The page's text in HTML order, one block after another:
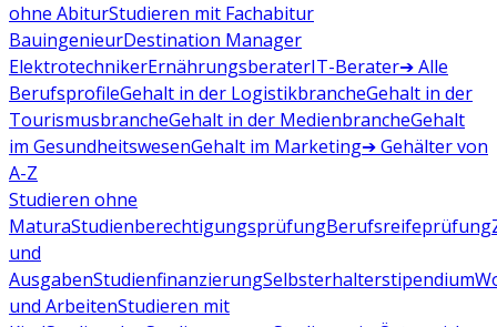
ohne AbiturStudieren mit Fachabitur
BauingenieurDestination Manager
ElektrotechnikerErnährungsberaterIT-Berater➔ Alle
BerufsprofileGehalt in der LogistikbrancheGehalt in der
TourismusbrancheGehalt in der MedienbrancheGehalt
im GesundheitswesenGehalt im Marketing➔ Gehälter von
A-Z
Studieren ohne
MaturaStudienberechtigungsprüfungBerufsreifeprüfung
und
AusgabenStudienfinanzierungSelbsterhalterstipendium
und ArbeitenStudieren mit